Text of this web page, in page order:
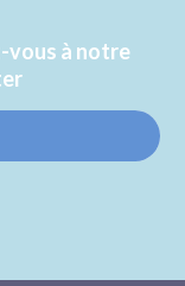
vous à notre